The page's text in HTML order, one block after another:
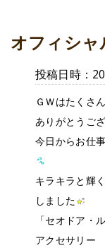
オフィシ
投稿日時：
ＧＷはたくさ
ありがとうご
今日からお仕
キラキラと輝
しました
「セオドア・
アクセサリー